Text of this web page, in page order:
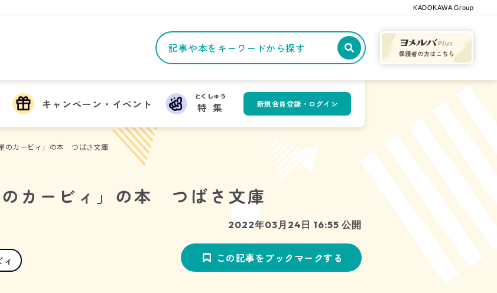
KADOKAWA Group
記事や本をキーワードから探す
キャンペーン・イベント 特集
とくしゅう
新規会員登録・ログイン
のカービィ」の本 つばさ文庫
カービィ」の本 つばさ文庫
2022年03月24日 16:55 公開
この記事をブックマークする